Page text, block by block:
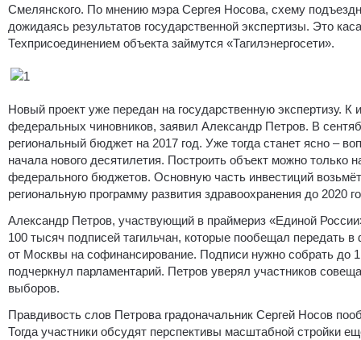
Смелянского. По мнению мэра Сергея Носова, схему
дожидаясь результатов государственной экспертизы. Это
Техприсоединением объекта займутся «Тагилэнергосети».
Новый проект уже передан на государственную экспертизу.
федеральных чиновников, заявил Александр Петров. В
региональный бюджет на 2017 год. Уже тогда станет ясно –
начала нового десятилетия. Построить объект можно только
федерального бюджетов. Основную часть инвестиций
региональную программу развития здравоохранения до 2020
Александр Петров, участвующий в праймериз «Единой
100 тысяч подписей тагильчан, которые пообещал
от Москвы на софинансирование. Подписи нужно собрать до
подчеркнул парламентарий. Петров уверял участников
выборов.
Правдивость слов Петрова градоначальник Сергей Носов
Тогда участники обсудят перспективы масштабной стройки